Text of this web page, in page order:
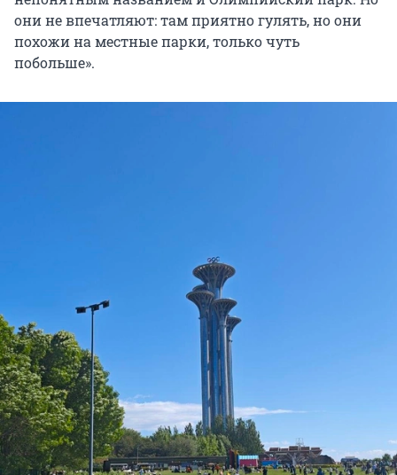
они не впечатляют: там приятно гулять, но они
похожи на местные парки, только чуть
побольше».